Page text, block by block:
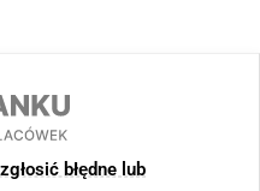
błędne lub